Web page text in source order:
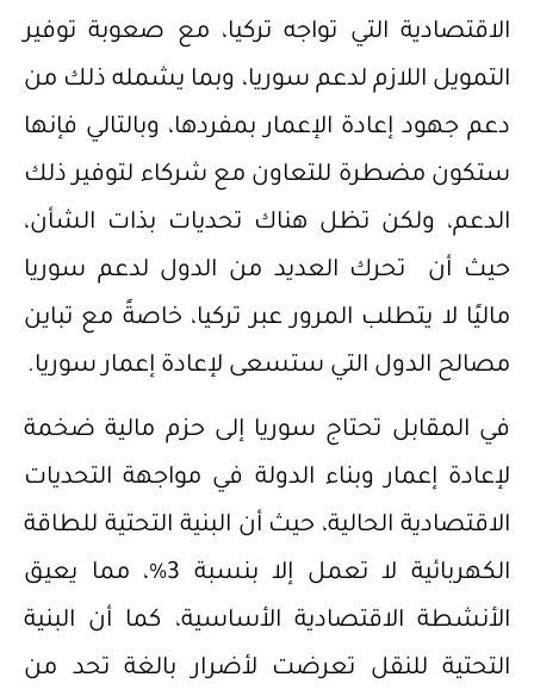
الاقتصادية التي تواجه تركيا، مع صعوبة توفير
التمويل اللازم لدعم سوريا، وبما يشمله ذلك من
دعم جهود إعادة الإعمار بمفردها، وبالتالي فإنها
ستكون مضطرة للتعاون مع شركاء لتوفير ذلك
الدعم، ولكن تظل هناك تحديات بذات الشأن،
حيث أن تحرك العديد من الدول لدعم سوريا
ماليًا لا يتطلب المرور عبر تركيا، خاصةً مع تباين
مصالح الدول التي ستسعى لإعادة إعمار سوريا.
في المقابل تحتاج سوريا إلى حزم مالية ضخمة
لإعادة إعمار وبناء الدولة في مواجهة التحديات
الاقتصادية الحالية، حيث أن البنية التحتية للطاقة
الكهربائية لا تعمل إلا بنسبة 3%، مما يعيق
الأنشطة الاقتصادية الأساسية، كما أن البنية
التحتية للنقل تعرضت لأضرار بالغة تحد من